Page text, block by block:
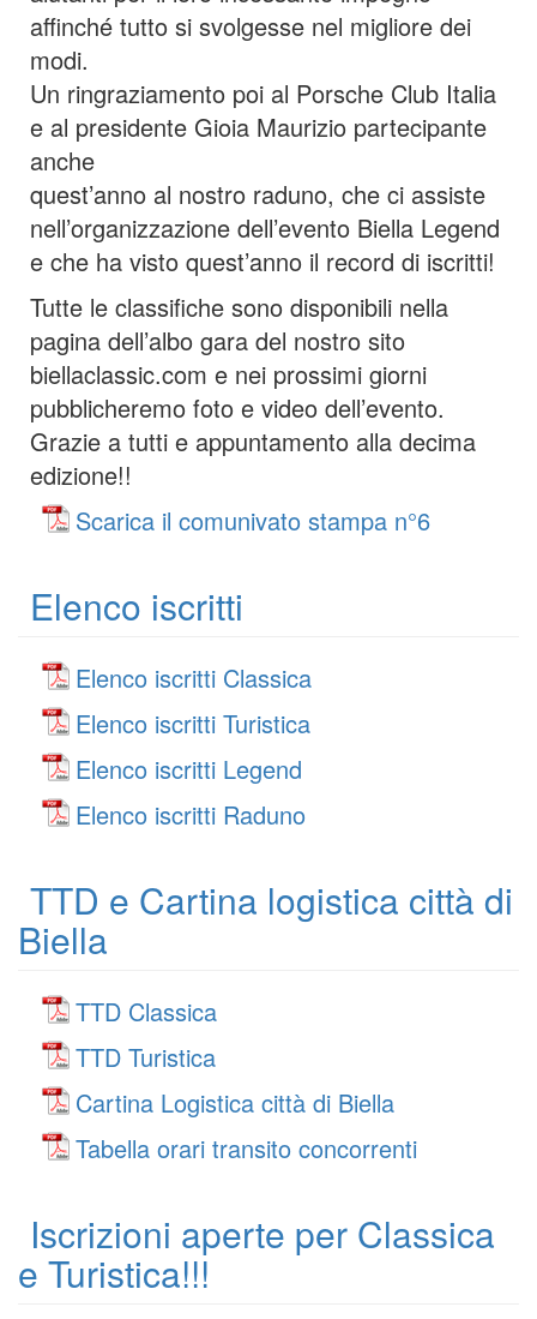
affinché tutto si svolgesse nel migliore dei
modi.
Un ringraziamento poi al Porsche Club Italia
e al presidente Gioia Maurizio partecipante
anche
quest’anno al nostro raduno, che ci assiste
nell’organizzazione dell’evento Biella Legend
e che ha visto quest’anno il record di iscritti!
Tutte le classifiche sono disponibili nella
pagina dell’albo gara del nostro sito
biellaclassic.com e nei prossimi giorni
pubblicheremo foto e video dell’evento.
Grazie a tutti e appuntamento alla decima
edizione!!
Scarica il comunivato stampa n°6
Elenco iscritti
Elenco iscritti Classica
Elenco iscritti Turistica
Elenco iscritti Legend
Elenco iscritti Raduno
TTD e Cartina logistica città di
Biella
TTD Classica
TTD Turistica
Cartina Logistica città di Biella
Tabella orari transito concorrenti
Iscrizioni aperte per Classica
e Turistica!!!